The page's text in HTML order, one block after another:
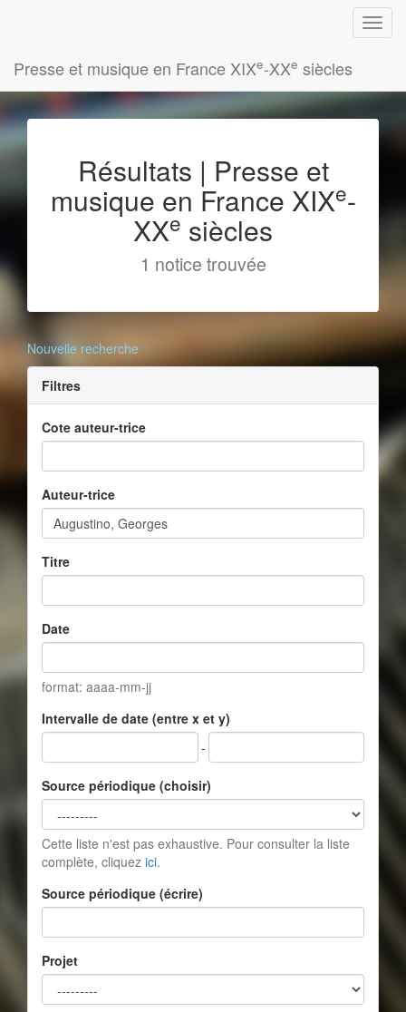
Presse et musique en France XIXe-XXe siècles
Résultats | Presse et
musique en France XIXe-
XXe siècles
1 notice trouvée
Nouvelle recherche
Filtres
Cote auteur-trice
Auteur-trice
Titre
Date
format: aaaa-mm-jj
Intervalle de date (entre x et y)
-
Source périodique (choisir)
Cette liste n'est pas exhaustive. Pour consulter la liste
complète, cliquez ici.
Source périodique (écrire)
Projet